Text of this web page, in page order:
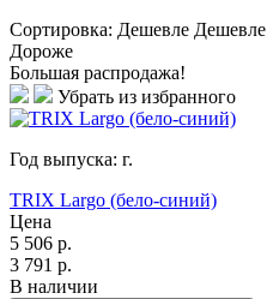
Сортировка: Дешевле Дешевле
Дороже
Большая распродажа!
Убрать из избранного
Год выпуска: г.
TRIX Largo (бело-синий)
Цена
5 506 р.
3 791 р.
В наличии